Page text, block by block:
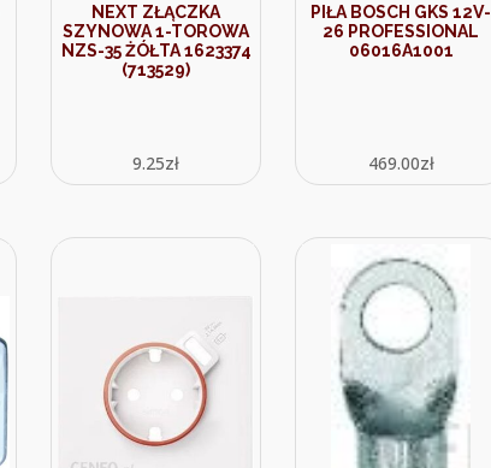
NEXT ZŁĄCZKA
SZYNOWA 1-TOROWA
NZS-35 ŻÓŁTA 1623374
(713529)
9.25zł
PIŁA BOSCH GKS 12V-
26 PROFESSIONAL
06016A1001
469.00zł